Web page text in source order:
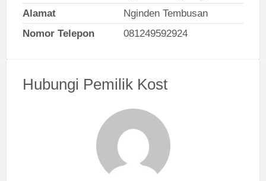
Alamat
Nginden Tembusan
Nomor Telepon
081249592924
Hubungi Pemilik Kost